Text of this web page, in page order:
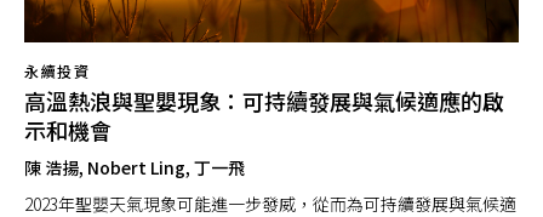
永續投資
高溫熱浪與聖嬰現象：可持續發展與氣候適應的啟
示和機會
陳 浩揚, Nobert Ling, 丁一飛
2023年聖嬰天氣現象可能進一步發威，從而為可持續發展與氣候適